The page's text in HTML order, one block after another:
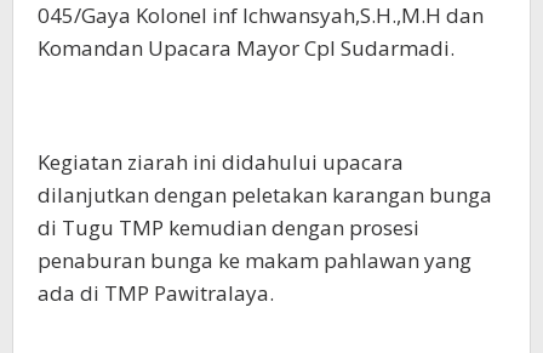
045/Gaya Kolonel inf Ichwansyah,S.H.,M.H dan
Komandan Upacara Mayor Cpl Sudarmadi.
Kegiatan ziarah ini didahului upacara
dilanjutkan dengan peletakan karangan bunga
di Tugu TMP kemudian dengan prosesi
penaburan bunga ke makam pahlawan yang
ada di TMP Pawitralaya.